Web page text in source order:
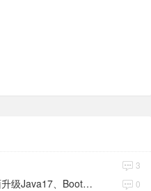
3
BladeX 4.0.0.RELEASE发布，全面升级Java17、Boot3、Cloud2023 0